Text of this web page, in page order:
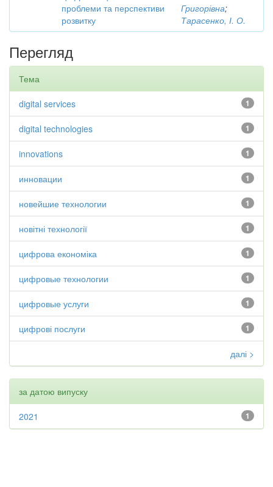
проблеми та перспективи
розвитку
Григорівна;
Тарасенко, І. О.
Перегляд
Тема
1
digital services
1
digital technologies
1
innovations
1
инновации
1
новейшие технологии
1
новітні технології
1
цифрова економіка
1
цифровые технологии
1
цифровые услуги
1
цифрові послуги
далі >
за датою випуску
1
2021